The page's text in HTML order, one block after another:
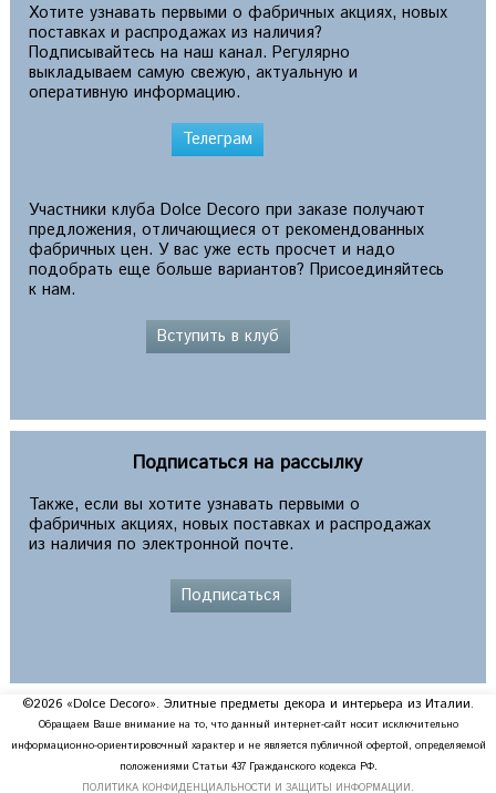
Хотите узнавать первыми о фабричных акциях, новых
поставках и распродажах из наличия?
Подписывайтесь на наш канал. Регулярно
выкладываем самую свежую, актуальную и
оперативную информацию.
Телеграм
Участники клуба Dolce Decoro при заказе получают
предложения, отличающиеся от рекомендованных
фабричных цен. У вас уже есть просчет и надо
подобрать еще больше вариантов? Присоединяйтесь
к нам.
Вступить в клуб
Подписаться на рассылку
Также, если вы хотите узнавать первыми о
фабричных акциях, новых поставках и распродажах
из наличия по электронной почте.
Подписаться
©2026 «Dolce Decoro». Элитные предметы декора и интерьера из Италии.
Обращаем Ваше внимание на то, что данный интернет-сайт носит исключительно
информационно-ориентировочный характер и не является публичной офертой, определяемой
положениями Статьи 437 Гражданского кодекса РФ.
ПОЛИТИКА КОНФИДЕНЦИАЛЬНОСТИ И ЗАЩИТЫ ИНФОРМАЦИИ.